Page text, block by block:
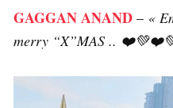
GAGGAN ANAND – «
merry “X”MAS ..